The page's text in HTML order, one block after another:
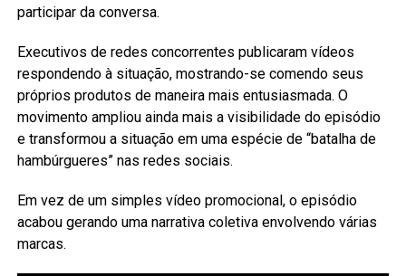
participar da conversa.
Executivos de redes concorrentes publicaram vídeos
respondendo à situação, mostrando-se comendo seus
próprios produtos de maneira mais entusiasmada. O
movimento ampliou ainda mais a visibilidade do episódio
e transformou a situação em uma espécie de “batalha de
hambúrgueres” nas redes sociais.
Em vez de um simples vídeo promocional, o episódio
acabou gerando uma narrativa coletiva envolvendo várias
marcas.